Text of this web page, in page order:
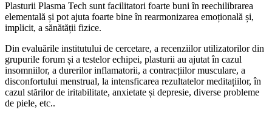
Plasturii Plasma Tech sunt facilitatori foarte buni în reechilibrarea
elementală și pot ajuta foarte bine în rearmonizarea emoțională și,
implicit, a sănătății fizice.
Din evaluările institutului de cercetare, a recenziilor utilizatorilor din
grupurile forum și a testelor echipei, plasturii au ajutat în cazul
insomniilor, a durerilor inflamatorii, a contracțiilor musculare, a
disconfortului menstrual, la intensficarea rezultatelor meditațiilor, în
cazul stărilor de iritabilitate, anxietate și depresie, diverse probleme
de piele, etc..